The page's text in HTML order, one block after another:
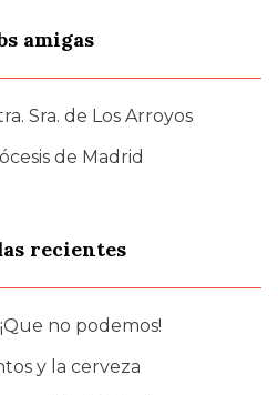
amigas
Sra. de Los Arroyos
de Madrid
recientes
no podemos!
y la cerveza